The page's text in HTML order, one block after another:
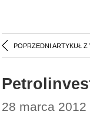
POPRZEDNI ARTYKUŁ Z
28 marca